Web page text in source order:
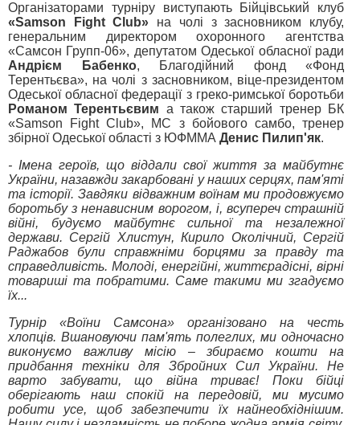
Організаторами турніру виступають Бійцівський клуб
«Samson Fight Club» на чолі з засновником клубу,
генеральним директором охоронного агентства
«Самсон Групп-06», депутатом Одеської обласної ради
Андрієм Бабенко, Благодійний фонд «Фонд
Терентьєва», на чолі з засновником, віце-президентом
Одеської обласної федерації з греко-римської боротьби
Романом Терентьєвим а також старший тренер БК
«Samson Fight Club», МС з бойового самбо, тренер
збірної Одеської області з ЮФММА Денис Пилип'як.
- Імена героїв, що віддали свої життя за майбутнє
України, назавжди закарбовані у наших серцях, пам'яті
та історії. Завдяки відважним воїнам ми продовжуємо
боротьбу з ненависним ворогом, і, всупереч страшній
війні, будуємо майбутнє сильної та незалежної
держави. Сергій Хлистун, Кирило Околічний, Сергій
Раджабов були справжніми борцями за правду та
справедливість. Молоді, енергійні, життєрадісні, вірні
товариші та побратими. Саме такими ми згадуємо
їх...
Турнір «Воїни Самсона» організовано на честь
хлопців. Вшановуючи пам'ять полеглих, ми одночасно
виконуємо важливу місію – збираємо кошти на
придбання техніки для Збройних Сил України. Не
варто забувати, що війна триває! Поки бійці
оберігають наш спокій на передовій, ми мусимо
робити усе, щоб забезпечити їх найнеобхіднішим.